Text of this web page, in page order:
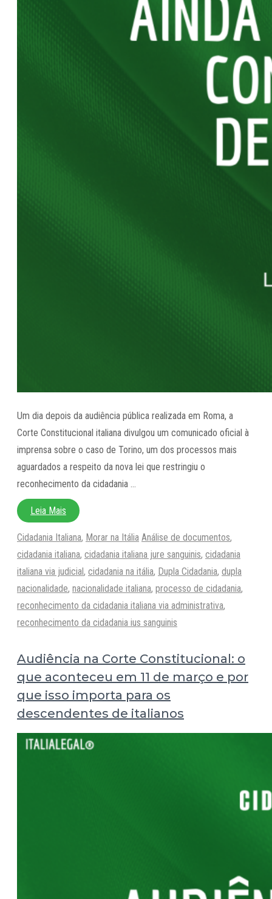
Um dia depois da audiência pública realizada em Roma, a
Corte Constitucional italiana divulgou um comunicado oficial à
imprensa sobre o caso de Torino, um dos processos mais
aguardados a respeito da nova lei que restringiu o
reconhecimento da cidadania …
Leia Mais
Categorias
Cidadania Italiana, Morar na Itália Tags
Análise de documentos,
cidadania italiana, cidadania italiana jure sanguinis, cidadania
italiana via judicial, cidadania na itália, Dupla Cidadania, dupla
nacionalidade, nacionalidade italiana, processo de cidadania,
reconhecimento da cidadania italiana via administrativa,
reconhecimento da cidadania ius sanguinis
Audiência na Corte Constitucional: o
que aconteceu em 11 de março e por
que isso importa para os
descendentes de italianos